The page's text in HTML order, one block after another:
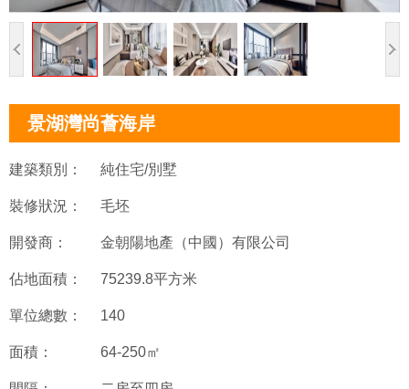
景湖灣尚薈海岸
建築類別： 純住宅/別墅
裝修狀況： 毛坯
開發商： 金朝陽地產（中國）有限公司
佔地面積： 75239.8平方米
單位總數： 140
面積： 64-250㎡